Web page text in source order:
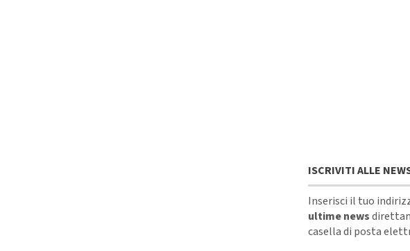
ISCRIVITI ALLE
Inserisci il tuo
ultime news
casella di posta